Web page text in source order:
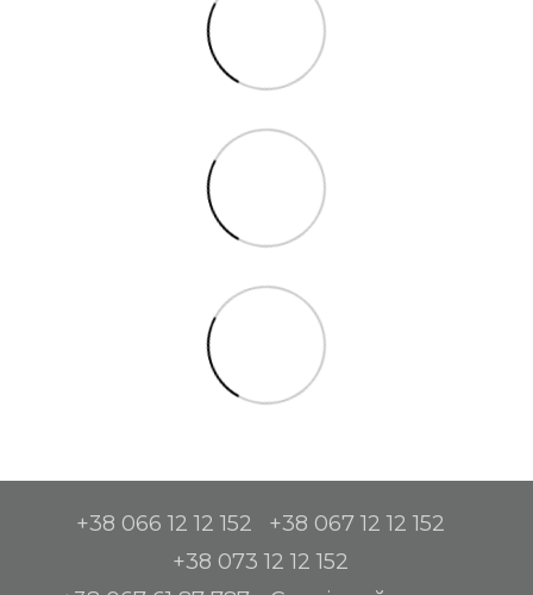
+38 066 12 12 152
+38 067 12 12 152
+38 073 12 12 152